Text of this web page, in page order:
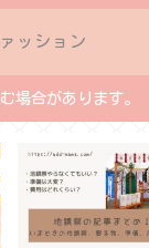
ッション
場合があります。